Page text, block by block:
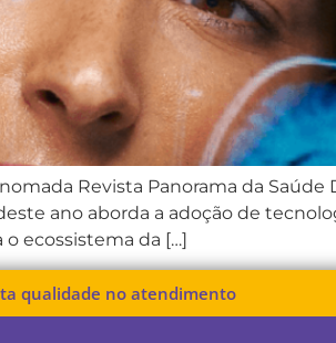
Revista Panorama da Saúde
ano aborda a adoção de
ecossistema da […]
qualidade no atendimento